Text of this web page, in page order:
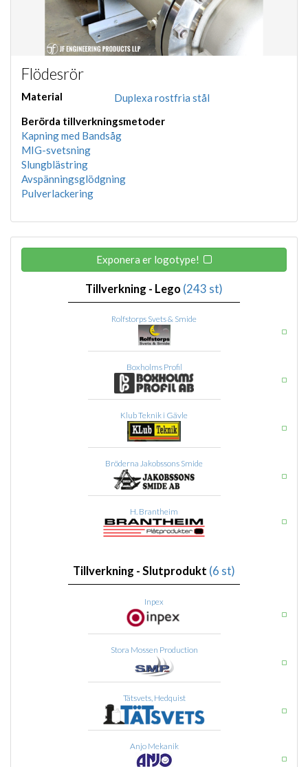
Flödesrör
Material
Duplexa rostfria stål
Berörda tillverkningsmetoder
Kapning med Bandsåg
MIG-svetsning
Slungblästring
Avspänningsglödgning
Pulverlackering
Exponera er logotype!
Tillverkning - Lego (243 st)
Rolfstorps Svets & Smide
Boxholms Profil
Klub Teknik i Gävle
Bröderna Jakobssons Smide
H. Brantheim
Tillverkning - Slutprodukt (6 st)
Inpex
Stora Mossen Production
Tätsvets, Hedquist
Anjo Mekanik